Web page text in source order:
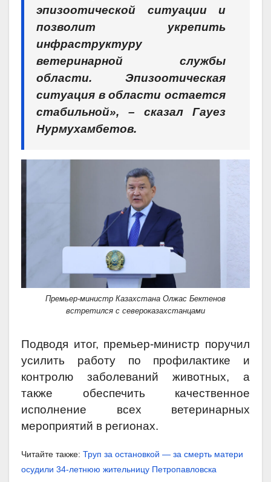
эпизоотической ситуации и
позволит укрепить
инфраструктуру
ветеринарной службы
области. Эпизоотическая
ситуация в области остается
стабильной», – сказал Гауез
Нурмухамбетов.
Премьер-министр Казахстана Олжас Бектенов
встретился с североказахстанцами
Подводя итог, премьер-министр поручил
усилить работу по профилактике и
контролю заболеваний животных, а
также обеспечить качественное
исполнение всех ветеринарных
мероприятий в регионах.
Читайте также: Труп за остановкой — за смерть матери
осудили 34-летнюю жительницу Петропавловска